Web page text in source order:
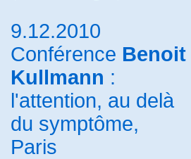
9.12.2010
Conférence Benoit
Kullmann :
l'attention, au delà
du symptôme,
Paris